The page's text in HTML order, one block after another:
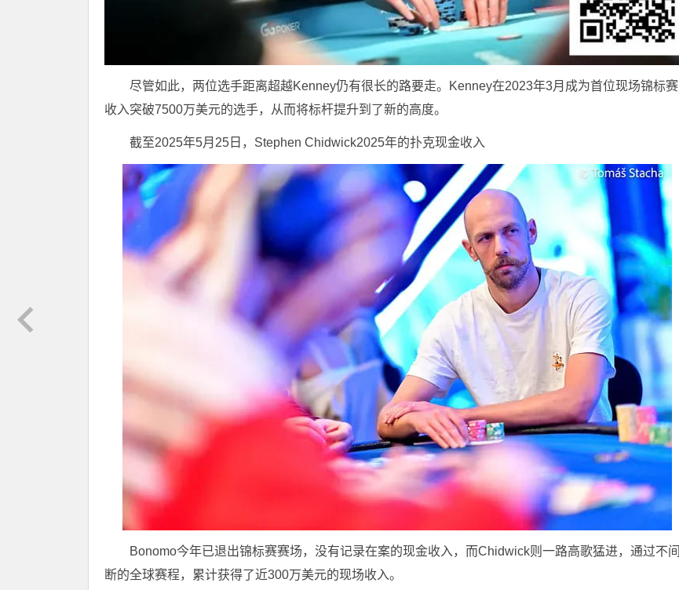
尽管如此，两位选手距离超越Kenney仍有很长的路要走。Kenney在2023年3月成为首位现场锦标赛
收入突破7500万美元的选手，从而将标杆提升到了新的高度。
截至2025年5月25日，Stephen Chidwick2025年的扑克现金收入
Bonomo今年已退出锦标赛赛场，没有记录在案的现金收入，而Chidwick则一路高歌猛进，通过不间
断的全球赛程，累计获得了近300万美元的现场收入。